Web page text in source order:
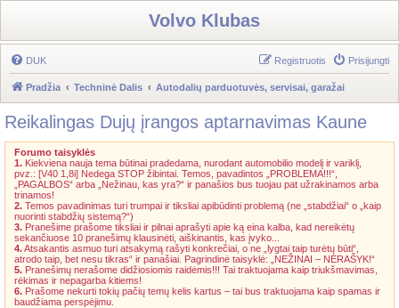
Volvo Klubas
DUK Prisijungti
Registruotis
Pradžia Techninė Dalis Autodalių parduotuvės, servisai, garažai
Reikalingas Dujų įrangos aptarnavimas Kaune
Forumo taisyklės
1. Kiekviena nauja tema būtinai pradedama, nurodant automobilio modelį ir variklį,
pvz.: [V40 1,8i] Nedega STOP žibintai. Temos, pavadintos „PROBLEMA!!!“,
„PAGALBOS“ arba „Nežinau, kas yra?“ ir panašios bus tuojau pat užrakinamos arba
trinamos!
2. Temos pavadinimas turi trumpai ir tiksliai apibūdinti problemą (ne „stabdžiai“ o „kaip
nuorinti stabdžių sistemą?“)
3. Pranešime prašome tiksliai ir pilnai aprašyti apie ką eina kalba, kad nereikėtų
sekančiuose 10 pranešimų klausinėti, aiškinantis, kas įvyko...
4.Atsakantis asmuo turi atsakymą rašyti konkrečiai, o ne „lygtai taip turėtų būti“,
atrodo taip, bet nesu tikras“ ir panašiai. Pagrindinė taisyklė: „NEŽINAI – NERAŠYK!“
5. Pranešimų nerašome didžiosiomis raidėmis!!! Tai traktuojama kaip triukšmavimas,
rėkimas ir nepagarba kitiems!
6. Prašome nekurti tokių pačių temų kelis kartus – tai bus traktuojama kaip spamas ir
baudžiama perspėjimu.